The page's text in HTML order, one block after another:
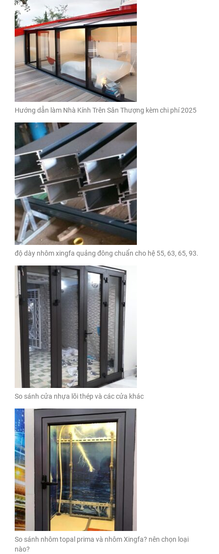
Hướng dẫn làm Nhà Kính Trên Sân Thượng kèm chi phí 2025
độ dày nhôm xingfa quảng đông chuẩn cho hệ 55, 63, 65, 93.
So sánh cửa nhựa lõi thép và các cửa khác
So sánh nhôm topal prima và nhôm Xingfa? nên chọn loại
nào?